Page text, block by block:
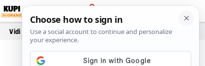
PRIJAVA
Vidi još…